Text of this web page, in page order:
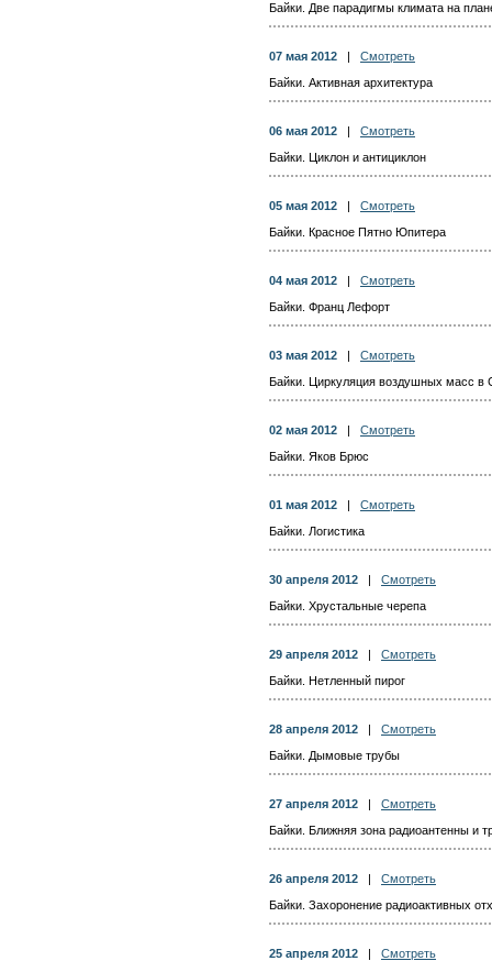
Байки. Две парадигмы климата на
07 мая 2012
Смотреть
Байки. Активная архитектура
06 мая 2012
Смотреть
Байки. Циклон и антициклон
05 мая 2012
Смотреть
Байки. Красное Пятно Юпитера
04 мая 2012
Смотреть
Байки. Франц Лефорт
03 мая 2012
Смотреть
Байки. Циркуляция воздушных масс в
02 мая 2012
Смотреть
Байки. Яков Брюс
01 мая 2012
Смотреть
Байки. Логистика
30 апреля 2012
Смотреть
Байки. Хрустальные черепа
29 апреля 2012
Смотреть
Байки. Нетленный пирог
28 апреля 2012
Смотреть
Байки. Дымовые трубы
27 апреля 2012
Смотреть
Байки. Ближняя зона радиоантенны и
26 апреля 2012
Смотреть
Байки. Захоронение радиоактивных
25 апреля 2012
Смотреть